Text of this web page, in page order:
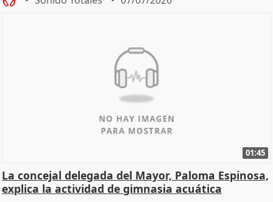
01:45
La concejal delegada del Mayor, Paloma Espinosa,
explica la actividad de gimnasia acuática